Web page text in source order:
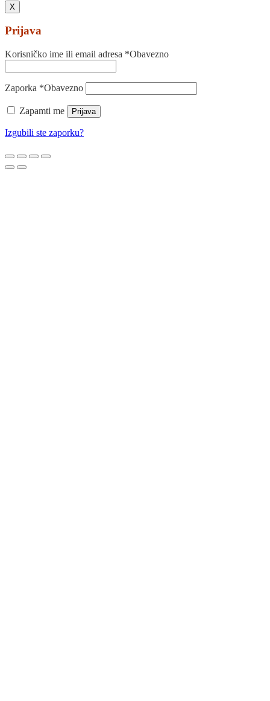
X
Prijava
Korisničko ime ili email adresa *Obavezno
Zaporka *Obavezno
Zapamti me Prijava
Izgubili ste zaporku?